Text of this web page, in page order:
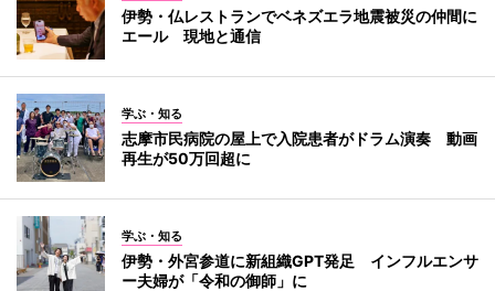
伊勢・仏レストランでベネズエラ地震被災の仲間に
エール 現地と通信
学ぶ・知る
志摩市民病院の屋上で入院患者がドラム演奏 動画
再生が50万回超に
学ぶ・知る
伊勢・外宮参道に新組織GPT発足 インフルエンサ
ー夫婦が「令和の御師」に